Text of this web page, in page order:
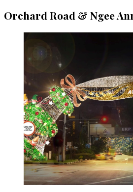
Orchard Road & Ngee